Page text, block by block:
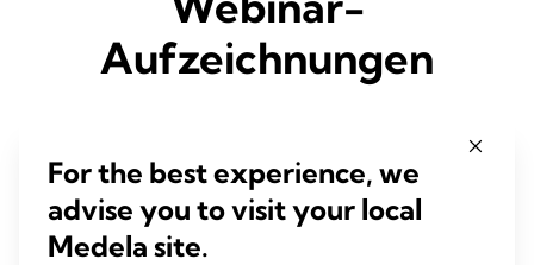
Aufzeichnungen
For the best experience, we
advise you to visit your local
Medela site.